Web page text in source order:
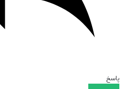
پاسخ